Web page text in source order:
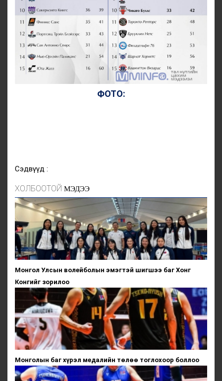
ФОТО:
Сэдвүүд :
ХОЛБООТОЙ МЭДЭЭ
Монгол Улсын волейболын эмэгтэй шигшээ баг Хонг
Конгийг зорилоо
Монголын баг хүрэл медалийн төлөө тоглохоор боллоо